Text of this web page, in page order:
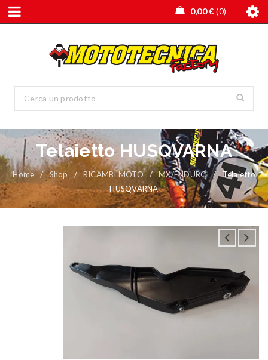
0,00€ 0
Telaietto HUSQVARNA
Home / Shop / RICAMBI MOTO / MX/ENDURO /
Telaietto
HUSQVARNA